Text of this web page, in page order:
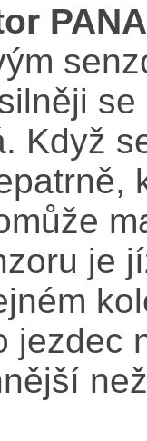
Když
je
jezdec